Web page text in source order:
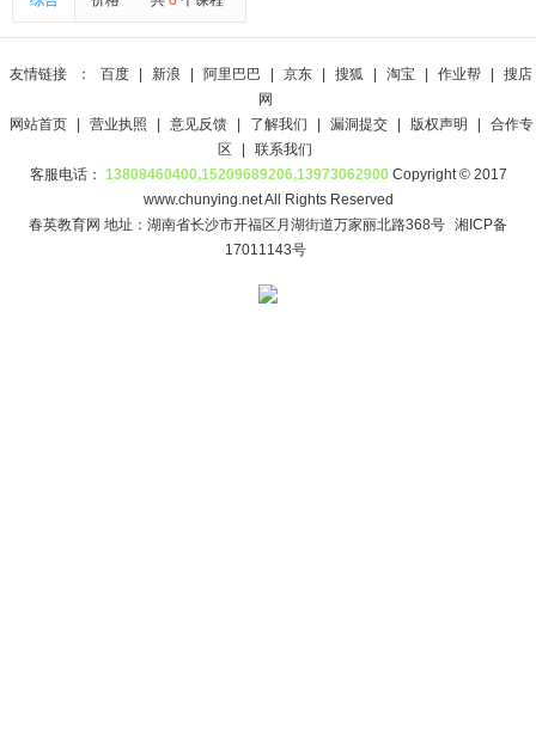
友情链接 ： 百度 新浪 阿里巴巴 京东 搜狐 淘宝 作业帮
搜店
网
网站首页
营业执照 意见反馈 了解我们 漏洞提交 版权声明
合作专
区
联系我们
客服电话： 13808460400,15209689206,13973062900 Copyright © 2017
www.chunying.net All Rights Reserved
春英教育网 地址：湖南省长沙市开福区月湖街道万家丽北路368号 湘ICP备
17011143号